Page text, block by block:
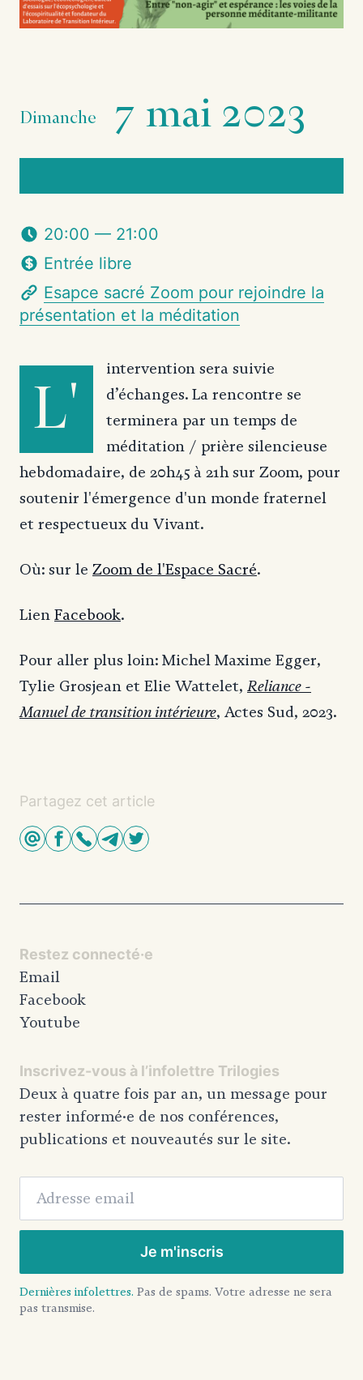
Dimanche 7 mai 2023
20:00 — 21:00
Entrée libre
Esapce sacré Zoom pour rejoindre la
présentation et la méditation
L'
intervention sera suivie
d’échanges. La rencontre se
terminera par un temps de
méditation / prière silencieuse
hebdomadaire, de 20h45 à 21h sur Zoom, pour
soutenir l'émergence d'un monde fraternel
et respectueux du Vivant.
Où: sur le Zoom de l'Espace Sacré.
Lien Facebook.
Pour aller plus loin: Michel Maxime Egger,
Tylie Grosjean et Elie Wattelet, Reliance -
Manuel de transition intérieure, Actes Sud, 2023.
Partagez cet article
Restez connecté·e
Email
Facebook
Youtube
Inscrivez-vous à l’infolettre Trilogies
Deux à quatre fois par an, un message pour
rester informé·e de nos conférences,
publications et nouveautés sur le site.
Je m'inscris
Dernières infolettres. Pas de spams. Votre adresse ne sera
pas transmise.